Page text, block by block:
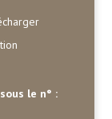
le n° :